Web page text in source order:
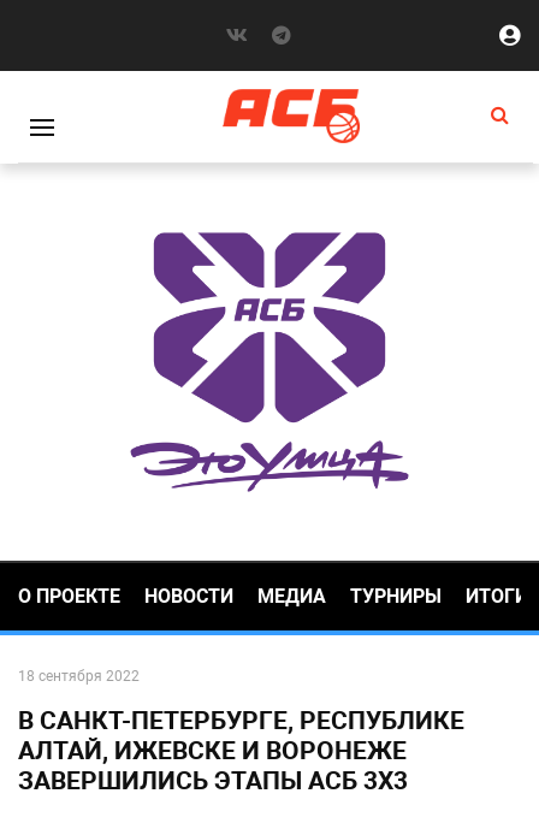
О ПРОЕКТЕ НОВОСТИ МЕДИА ТУРНИРЫ ИТОГИ
18 сентября 2022
В САНКТ-ПЕТЕРБУРГЕ, РЕСПУБЛИКЕ
АЛТАЙ, ИЖЕВСКЕ И ВОРОНЕЖЕ
ЗАВЕРШИЛИСЬ ЭТАПЫ АСБ 3X3